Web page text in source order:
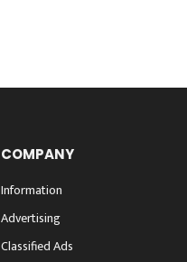
COMPANY
Information
Advertising
Classified Ads